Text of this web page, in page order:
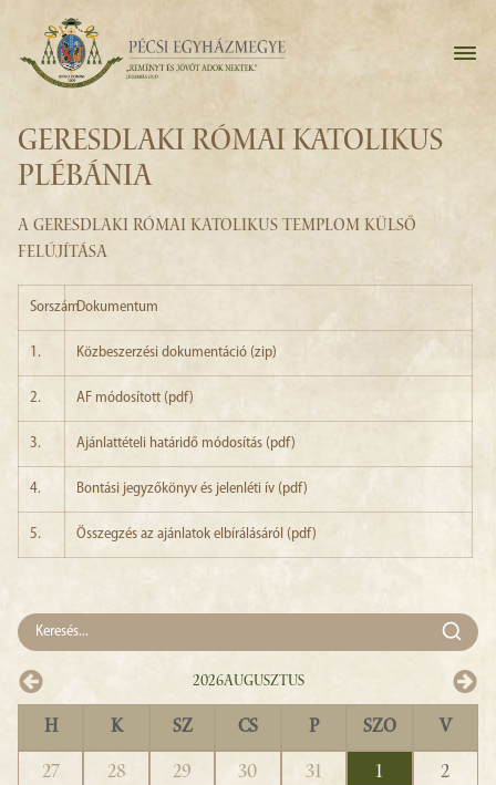
GERESDLAKI RÓMAI KATOLIKUS
PLÉBÁNIA
A GERESDLAKI RÓMAI KATOLIKUS TEMPLOM KÜLSŐ
FELÚJÍTÁSA
SorszámDokumentum
1. Közbeszerzési dokumentáció (zip)
2. AF módosított (pdf)
3. Ajánlattételi határidő módosítás (pdf)
4. Bontási jegyzőkönyv és jelenléti ív (pdf)
5. Összegzés az ajánlatok elbírálásáról (pdf)
2026Augusztus
H K SZ CS P SZO V
27 28 29 30 31 1
2